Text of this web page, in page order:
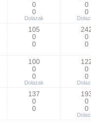
0
0
Dolazak
0
0
105
0
0
0
0
100
0
0
Dolazak
0
0
137
0
0
0
0